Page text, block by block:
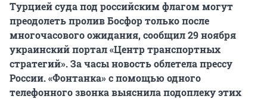
Турцией суда под российским флагом могут
преодолеть пролив Босфор только после
многочасового ожидания, сообщил 29 ноября
украинский портал «Центр транспортных
стратегий». За часы новость облетела прессу
России. «Фонтанка» с помощью одного
телефонного звонка выяснила подоплеку этих